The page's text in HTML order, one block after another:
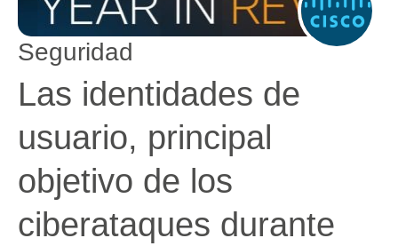
Seguridad
Las identidades de
usuario, principal
objetivo de los
ciberataques durante